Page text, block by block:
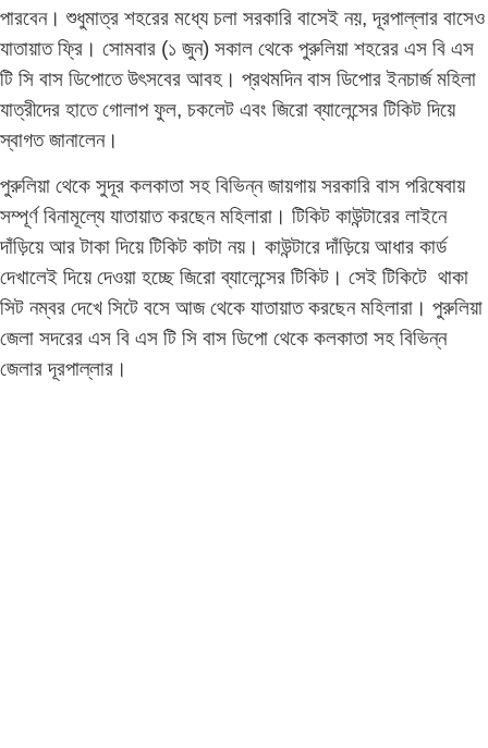
পারবেন। শুধুমাত্র শহরের মধ্যে চলা সরকারি বাসেই নয়, দূরপাল্লার বাসেও
যাতায়াত ফ্রি। সোমবার (১ জুন) সকাল থেকে পুরুলিয়া শহরের এস বি এস
টি সি বাস ডিপোতে উৎসবের আবহ। প্রথমদিন বাস ডিপোর ইনচার্জ মহিলা
যাত্রীদের হাতে গোলাপ ফুল, চকলেট এবং জিরো ব্যালেন্সের টিকিট দিয়ে
স্বাগত জানালেন।
পুরুলিয়া থেকে সুদূর কলকাতা সহ বিভিন্ন জায়গায় সরকারি বাস পরিষেবায়
সম্পূর্ণ বিনামূল্যে যাতায়াত করছেন মহিলারা। টিকিট কাউন্টারের লাইনে
দাঁড়িয়ে আর টাকা দিয়ে টিকিট কাটা নয়। কাউন্টারে দাঁড়িয়ে আধার কার্ড
দেখালেই দিয়ে দেওয়া হচ্ছে জিরো ব্যালেন্সের টিকিট। সেই টিকিটে থাকা
সিট নম্বর দেখে সিটে বসে আজ থেকে যাতায়াত করছেন মহিলারা। পুরুলিয়া
জেলা সদরের এস বি এস টি সি বাস ডিপো থেকে কলকাতা সহ বিভিন্ন
জেলার দূরপাল্লার।